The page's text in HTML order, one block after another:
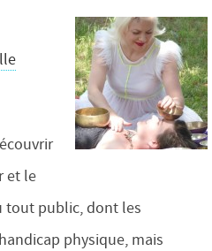
et le
tout public, dont les
physique, mais